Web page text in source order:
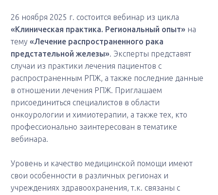
26 ноября 2025 г. состоится вебинар из цикла
«Клиническая практика. Региональный опыт» на
тему«Лечение распространенного рака
предстательной железы». Эксперты представят
случаи из практики лечения пациентов с
распространенным РПЖ, а также последние данные
в отношении лечения РПЖ. Приглашаем
присоединиться специалистов в области
онкоурологии и химиотерапии, а также тех, кто
профессионально заинтересован в тематике
вебинара.
Уровень и качество медицинской помощи имеют
свои особенности в различных регионах и
учреждениях здравоохранения, т.к. связаны с